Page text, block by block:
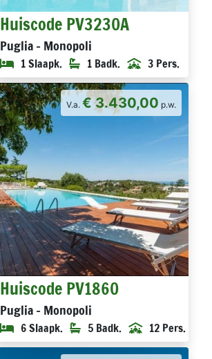
Huiscode PV3230A
Puglia - Monopoli
1 Slaapk. 1 Badk. 3 Pers.
V.a. € 3.430,00 p.w.
Huiscode PV1860
Puglia - Monopoli
6 Slaapk. 5 Badk. 12 Pers.